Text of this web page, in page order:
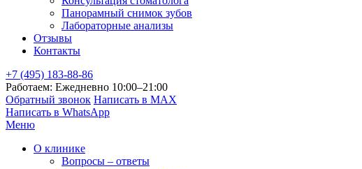
Панорамный снимок зубов
Лабораторные анализы
Отзывы
Контакты
+7 (495) 183-88-86
Работаем: Ежедневно 10:00–21:00
Обратный звонок Написать в MAX
Написать в WhatsApp
Меню
О клинике
Вопросы – ответы